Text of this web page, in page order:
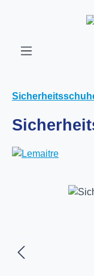
Zum Hauptinhalt
Bildergalerie